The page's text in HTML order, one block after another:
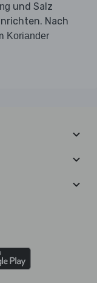
und Salz
Nach
Koriander